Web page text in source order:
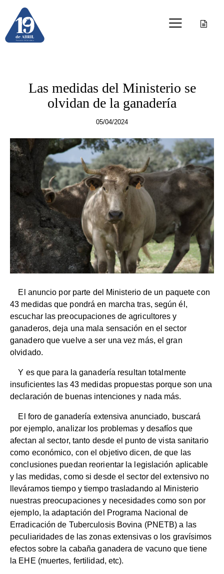
Las medidas del Ministerio se
olvidan de la ganadería
05/04/2024
El anuncio por parte del Ministerio de un paquete con
43 medidas que pondrá en marcha tras, según él,
escuchar las preocupaciones de agricultores y
ganaderos, deja una mala sensación en el sector
ganadero que vuelve a ser una vez más, el gran
olvidado.
Y es que para la ganadería resultan totalmente
insuficientes las 43 medidas propuestas porque son una
declaración de buenas intenciones y nada más.
El foro de ganadería extensiva anunciado, buscará
por ejemplo, analizar los problemas y desafíos que
afectan al sector, tanto desde el punto de vista sanitario
como económico, con el objetivo dicen, de que las
conclusiones puedan reorientar la legislación aplicable
y las medidas, como si desde el sector del extensivo no
lleváramos tiempo y tiempo trasladando al Ministerio
nuestras preocupaciones y necesidades como son por
ejemplo, la adaptación del Programa Nacional de
Erradicación de Tuberculosis Bovina (PNETB) a las
peculiaridades de las zonas extensivas o los gravísimos
efectos sobre la cabaña ganadera de vacuno que tiene
la EHE (muertes, fertilidad, etc).